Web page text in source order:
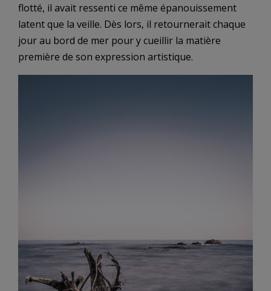
flotté, il avait ressenti ce même épanouissement
latent que la veille. Dès lors, il retournerait chaque
jour au bord de mer pour y cueillir la matière
première de son expression artistique.